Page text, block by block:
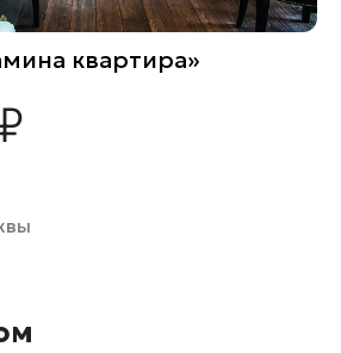
квартира»